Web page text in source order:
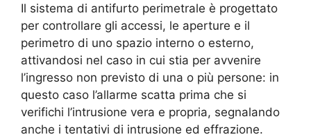
Il sistema di antifurto perimetrale è progettato
per controllare gli accessi, le aperture e il
perimetro di uno spazio interno o esterno,
attivandosi nel caso in cui stia per avvenire
l’ingresso non previsto di una o più persone: in
questo caso l’allarme scatta prima che si
verifichi l’intrusione vera e propria, segnalando
anche i tentativi di intrusione ed effrazione.